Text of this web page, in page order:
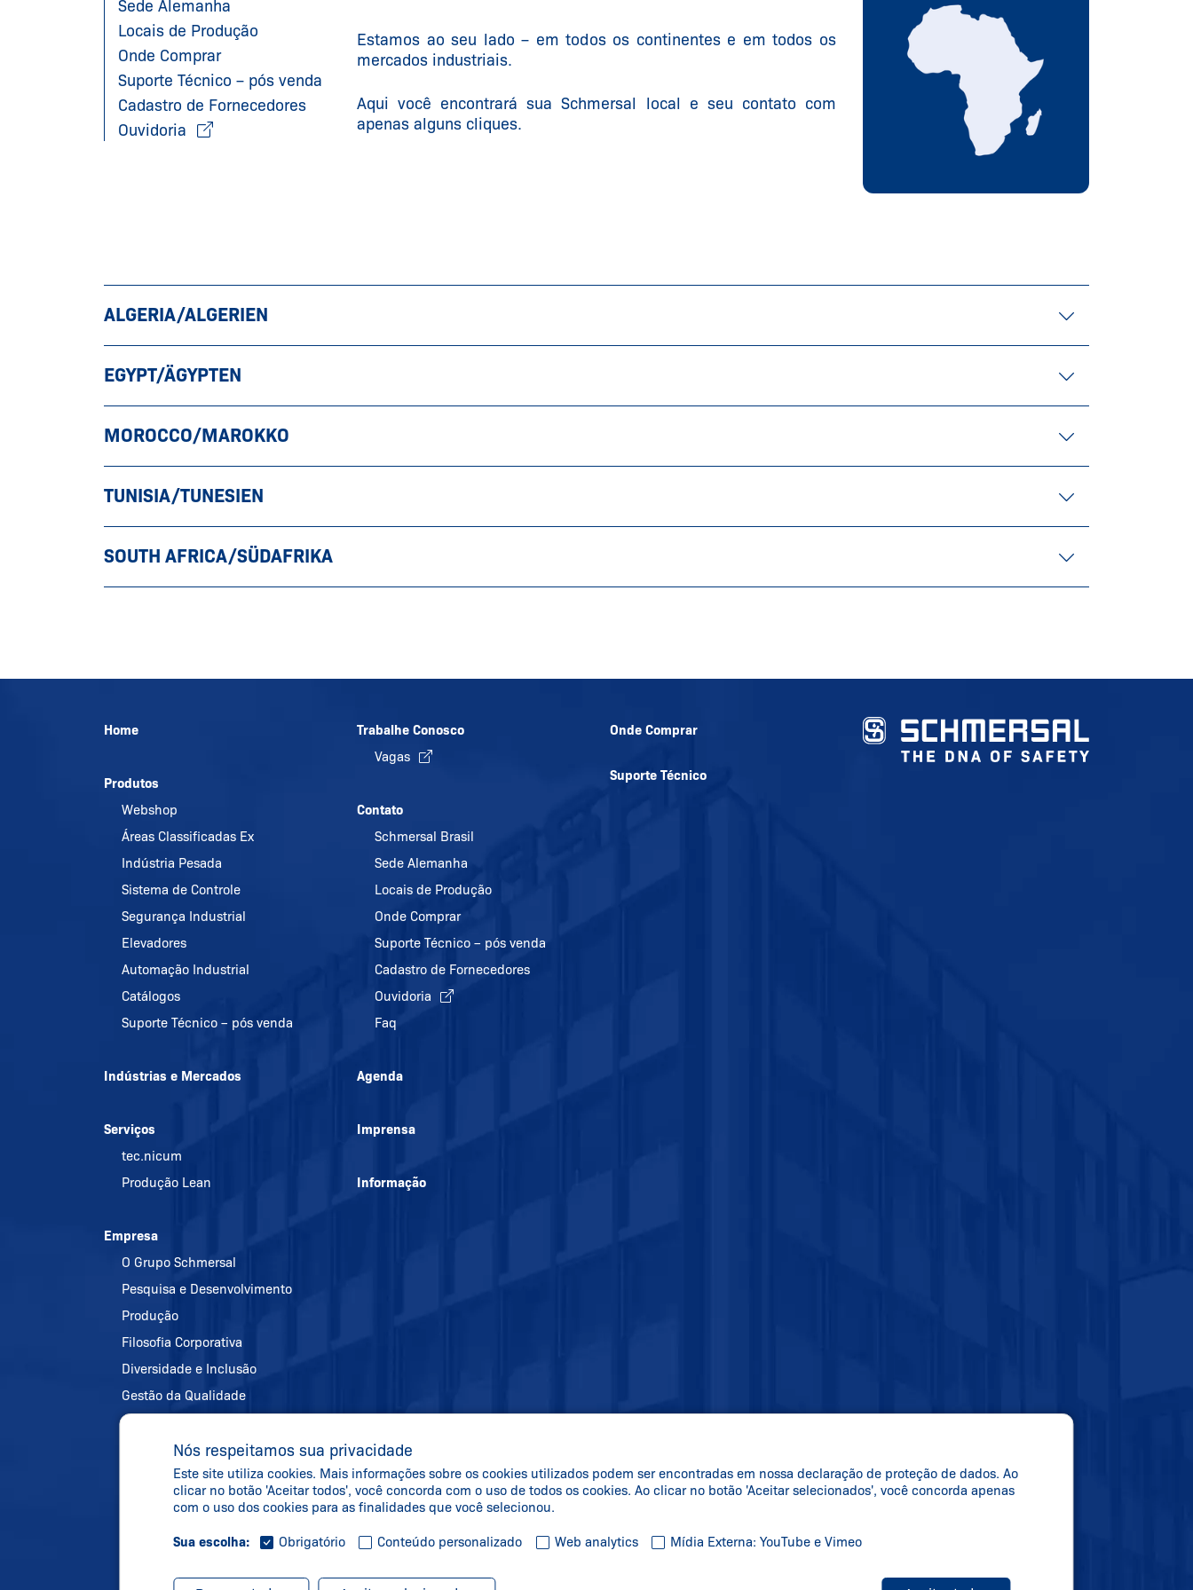
Sede Alemanha
Locais de Produção
Onde Comprar
Suporte Técnico – pós venda
Cadastro de Fornecedores
Ouvidoria
Estamos ao seu lado – em todos os continentes e em todos os
mercados industriais.
Aqui você encontrará sua Schmersal local e seu contato com
apenas alguns cliques.
ALGERIA/ALGERIEN
EGYPT/ÄGYPTEN
MOROCCO/MAROKKO
TUNISIA/TUNESIEN
SOUTH AFRICA/SÜDAFRIKA
Home
Produtos
Webshop
Áreas Classificadas Ex
Indústria Pesada
Sistema de Controle
Segurança Industrial
Elevadores
Automação Industrial
Catálogos
Suporte Técnico – pós venda
Indústrias e Mercados
Serviços
tec.nicum
Produção Lean
Empresa
O Grupo Schmersal
Pesquisa e Desenvolvimento
Produção
Filosofia Corporativa
Diversidade e Inclusão
Gestão da Qualidade
Política de energia e proteção
ambiental
Referências
Vivendo nossos valores
Trabalhe Conosco
Vagas
Contato
Schmersal Brasil
Sede Alemanha
Locais de Produção
Onde Comprar
Suporte Técnico – pós venda
Cadastro de Fornecedores
Ouvidoria
Faq
Agenda
Imprensa
Informação
Onde Comprar
Suporte Técnico
Nós respeitamos sua privacidade
Este site utiliza cookies. Mais informações sobre os cookies utilizados podem ser encontradas em nossa declaração de proteção de dados. Ao
clicar no botão 'Aceitar todos', você concorda com o uso de todos os cookies. Ao clicar no botão 'Aceitar selecionados', você concorda apenas
com o uso dos cookies para as finalidades que você selecionou.
Sua escolha: Obrigatório Conteúdo personalizado Web analytics Mídia Externa: YouTube e Vimeo